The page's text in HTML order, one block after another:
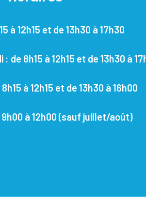
à 12h15 et de 13h30 à 17h30
de 8h15 à 12h15 et de 13h30 à
à 12h15 et de 13h30 à 16h00
à 12h00 (sauf juillet/août)